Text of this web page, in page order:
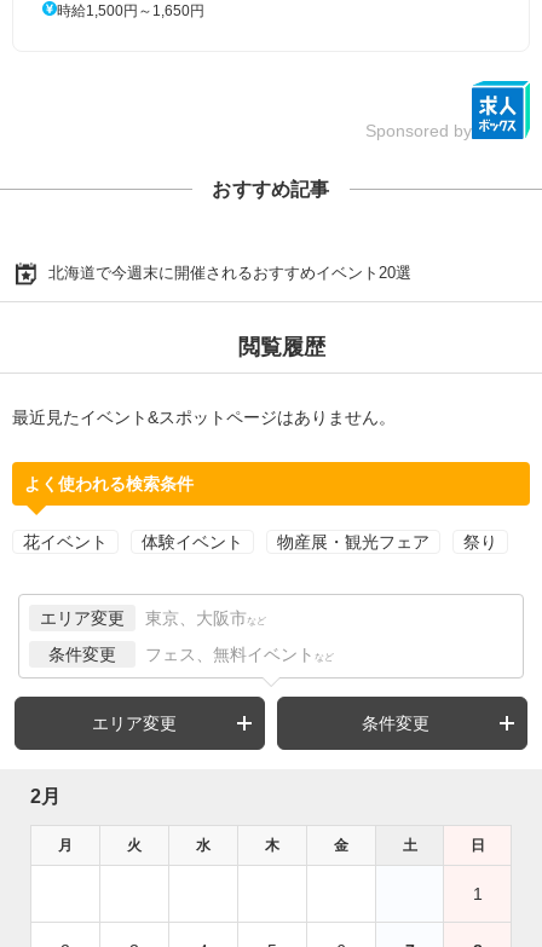
時給1,500円～1,650円
Sponsored by
おすすめ記事
北海道で今週末に開催されるおすすめイベント20選
閲覧履歴
最近見たイベント&スポットページはありません。
よく使われる検索条件
花イベント 体験イベント 物産展・観光フェア 祭り
エリア変更 東京、大阪市 など
条件変更 フェス、無料イベント など
エリア変更 条件変更
2月
月 火 水 木 金 土 日
1